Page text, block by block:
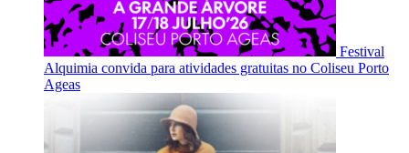
Festival
Alquimia convida para atividades gratuitas no Coliseu Porto
Ageas